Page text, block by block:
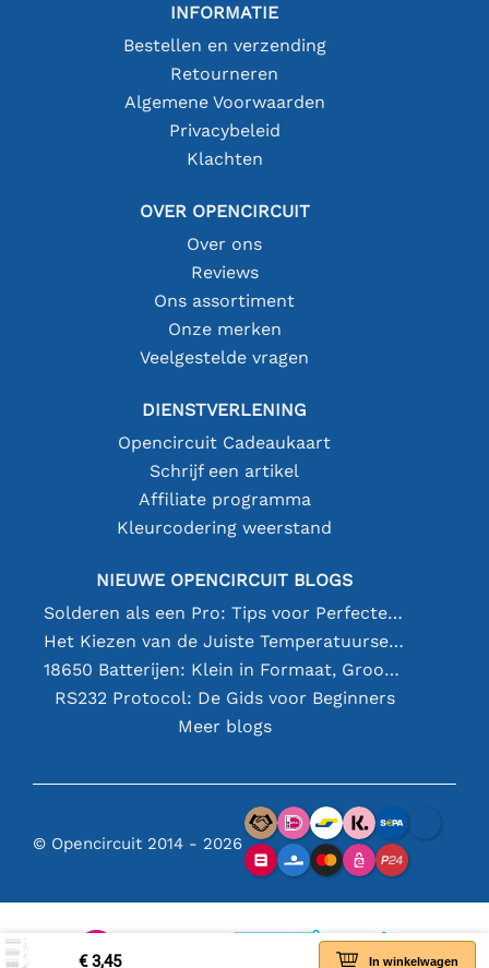
€ 3,45 In winkelwagen
INFORMATIE
Bestellen en verzending
Retourneren
Algemene Voorwaarden
Privacybeleid
Klachten
OVER OPENCIRCUIT
Over ons
Reviews
Ons assortiment
Onze merken
Veelgestelde vragen
DIENSTVERLENING
Opencircuit Cadeaukaart
Schrijf een artikel
Affiliate programma
Kleurcodering weerstand
NIEUWE OPENCIRCUIT BLOGS
Solderen als een Pro: Tips voor Perfecte Elektronische Verbindingen
Het Kiezen van de Juiste Temperatuursensor [youtube]
18650 Batterijen: Klein in Formaat, Groot in Prestatie
RS232 Protocol: De Gids voor Beginners
Meer blogs
© Opencircuit 2014 - 2026